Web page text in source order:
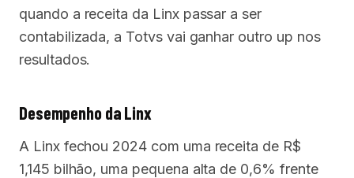
quando a receita da Linx passar a ser
contabilizada, a Totvs vai ganhar outro up nos
resultados.
Desempenho da Linx
A Linx fechou 2024 com uma receita de R$
1,145 bilhão, uma pequena alta de 0,6% frente